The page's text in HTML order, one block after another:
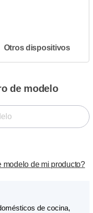
Otros dispositivos
de modelo
modelo de mi producto?
de cocina,